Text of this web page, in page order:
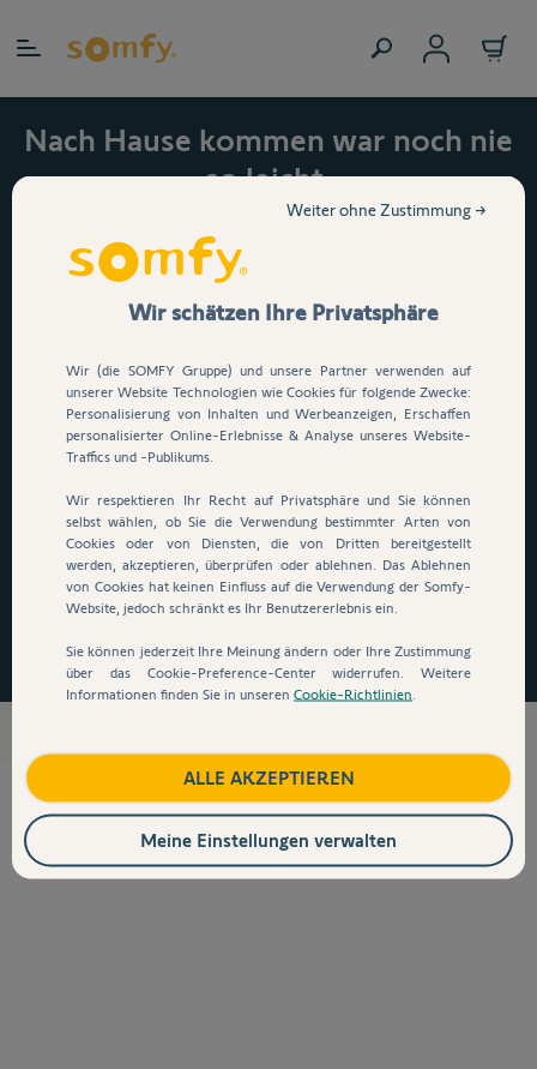
Nach Hause kommen war noch nie
so leicht.
Jetzt 15 % auf den
automatischen
Garagentorantrieb Serenia
Dein Garagentor öffnet per
Knopfdruck, App oder
Sprachsteuerung
durchfahren, ganz ohne
auszusteigen!*
Wir schätzen Ihre Privatsphäre
Wir (die SOMFY Gruppe) und unsere Partner verwenden auf
unserer Website Technologien wie Cookies für folgende Zwecke:
Personalisierung von Inhalten und Werbeanzeigen, Erschaffen
personalisierter Online-Erlebnisse & Analyse unseres Website-
Traffics und -Publikums.
Wir respektieren Ihr Recht auf Privatsphäre und Sie können
selbst wählen, ob Sie die Verwendung bestimmter Arten von
Cookies oder von Diensten, die von Dritten bereitgestellt
werden, akzeptieren, überprüfen oder ablehnen. Das Ablehnen
von Cookies hat keinen Einfluss auf die Verwendung der Somfy-
Website, jedoch schränkt es Ihr Benutzererlebnis ein.
Sie können jederzeit Ihre Meinung ändern oder Ihre Zustimmung
über das Cookie-Preference-Center widerrufen. Weitere
Informationen finden Sie in unseren Cookie-Richtlinien
Weiter ohne Zustimmung →
ALLE AKZEPTIEREN
Meine Einstellungen verwalten